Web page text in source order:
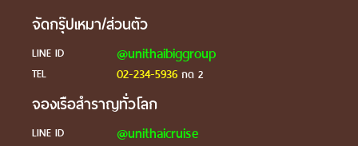
จัดกรุ๊ปเหมา/ส่วนตัว
LINE ID @unithaibiggroup
TEL 02-234-5936กด 2
จองเรือสำราญทั่วโลก
LINE ID @unithaicruise